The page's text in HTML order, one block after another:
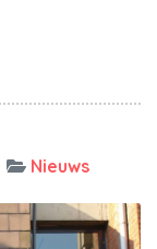
Nieuws